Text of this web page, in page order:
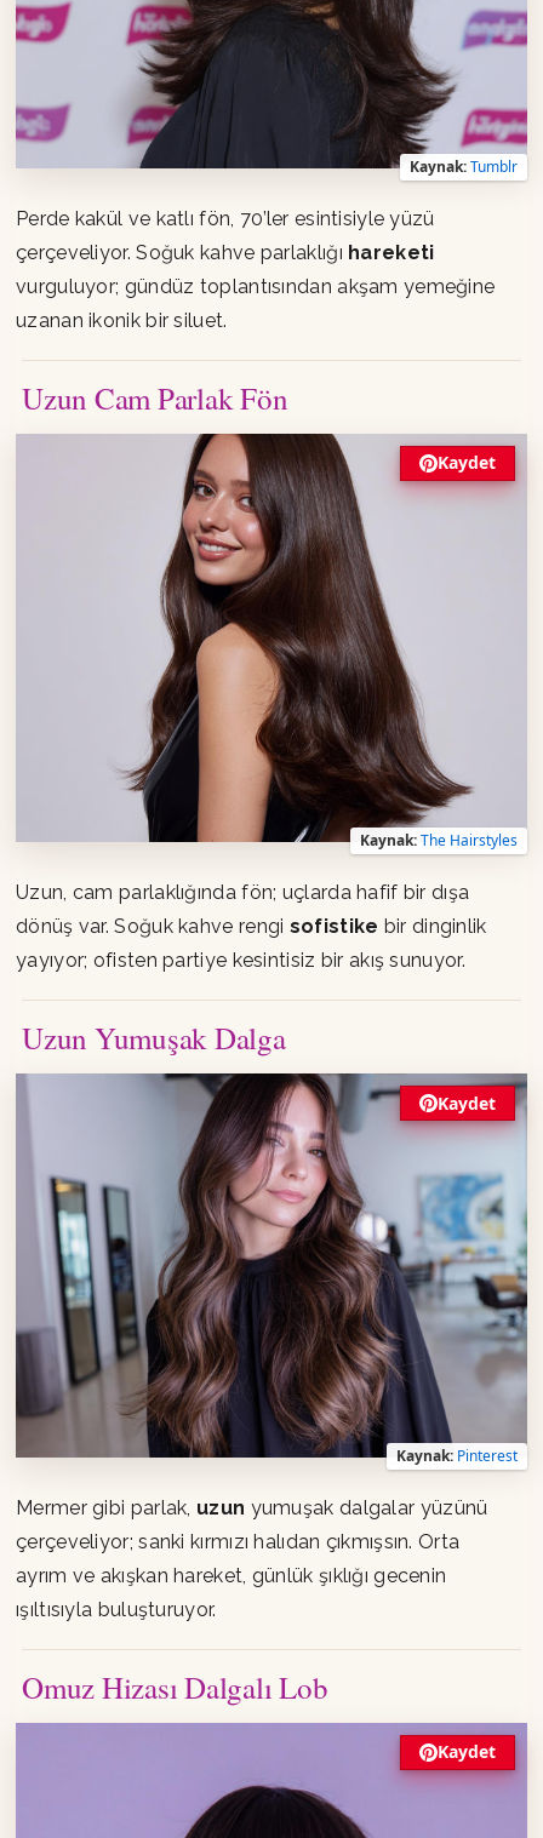
Kaynak:Tumblr
Perde kakül ve katlı fön, 70’ler esintisiyle yüzü
çerçeveliyor. Soğuk kahve parlaklığı hareketi
vurguluyor; gündüz toplantısından akşam yemeğine
uzanan ikonik bir siluet.
Uzun Cam Parlak Fön
Kaydet
Kaynak:The Hairstyles
Uzun, cam parlaklığında fön; uçlarda hafif bir dışa
dönüş var. Soğuk kahve rengi sofistike bir dinginlik
yayıyor; ofisten partiye kesintisiz bir akış sunuyor.
Uzun Yumuşak Dalga
Kaydet
Kaynak: Pinterest
Mermer gibi parlak, uzun yumuşak dalgalar yüzünü
çerçeveliyor; sanki kırmızı halıdan çıkmışsın. Orta
ayrım ve akışkan hareket, günlük şıklığı gecenin
ışıltısıyla buluşturuyor.
Omuz Hizası Dalgalı Lob
Kaydet